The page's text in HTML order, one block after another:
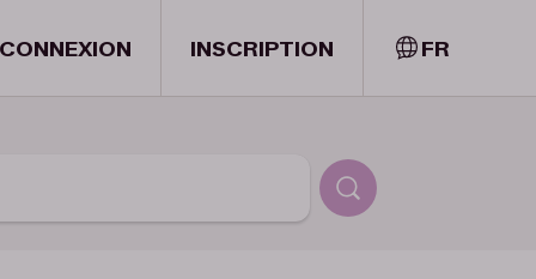
CONNEXION INSCRIPTION FR